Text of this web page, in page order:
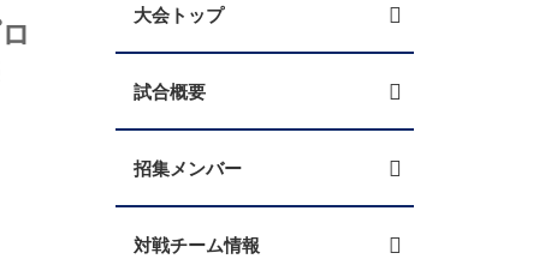
大会トップ
試合概要
招集メンバー
対戦チーム情報